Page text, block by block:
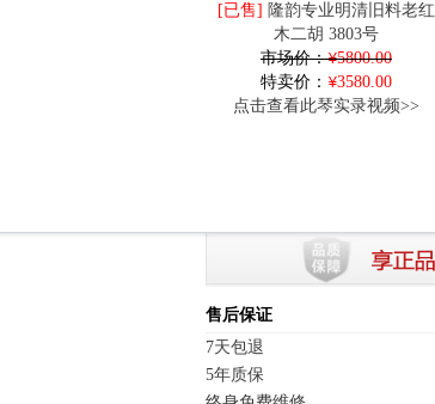
[已售] 隆韵专业明清旧料老红
木二胡 3803号
市场价： 5800.00
特卖价：
3580.00
点击查看此琴实录视频>>
售后保证
7天包退
5年质保